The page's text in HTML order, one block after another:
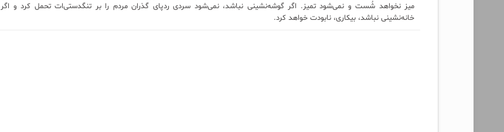
میز نخواهد شُست و نمی‌شود تمیز. اگر گوشه‌نشینی نباشد، نمی‌شود سردی ردپای گذران مردم را بر تنگدستی‌ات تحمل کرد و اگر
خانه‌نشینی نباشد، بیکاری، نابودت خواهد کرد.